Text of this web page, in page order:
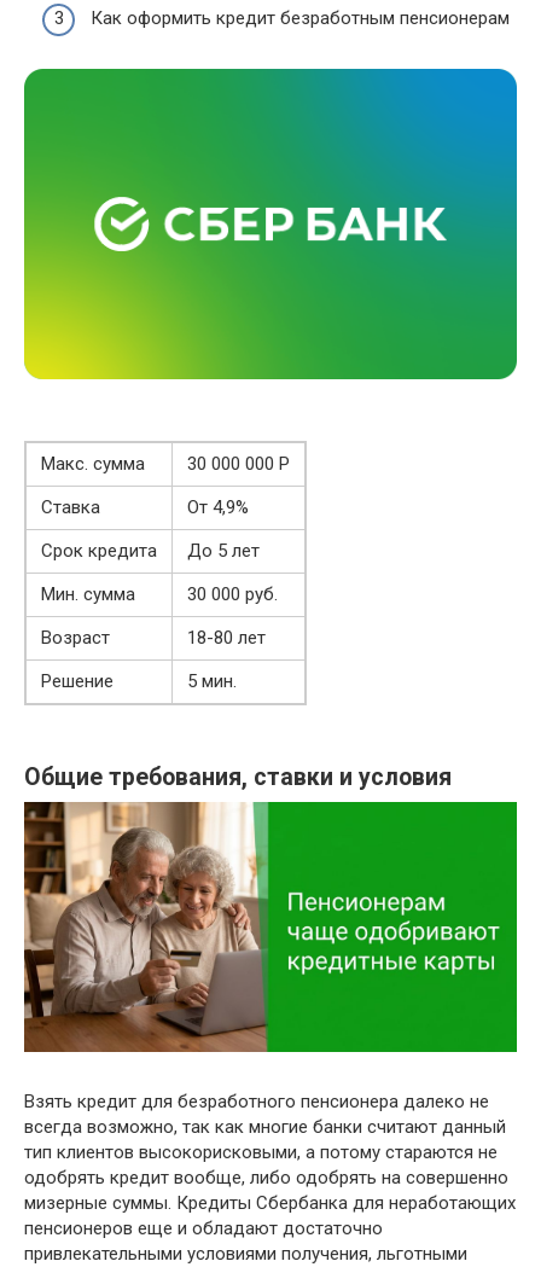
Как оформить кредит безработным пенсионерам
Макс. сумма
30 000 000 Р
Ставка
От 4,9%
Срок кредита
До 5 лет
Мин. сумма
30 000 руб.
Возраст
18-80 лет
Решение
5 мин.
Общие требования, ставки и условия
Взять кредит для безработного пенсионера далеко не
всегда возможно, так как многие банки считают данный
тип клиентов высокорисковыми, а потому стараются не
одобрять кредит вообще, либо одобрять на совершенно
мизерные суммы. Кредиты Сбербанка для неработающих
пенсионеров еще и обладают достаточно
привлекательными условиями получения, льготными